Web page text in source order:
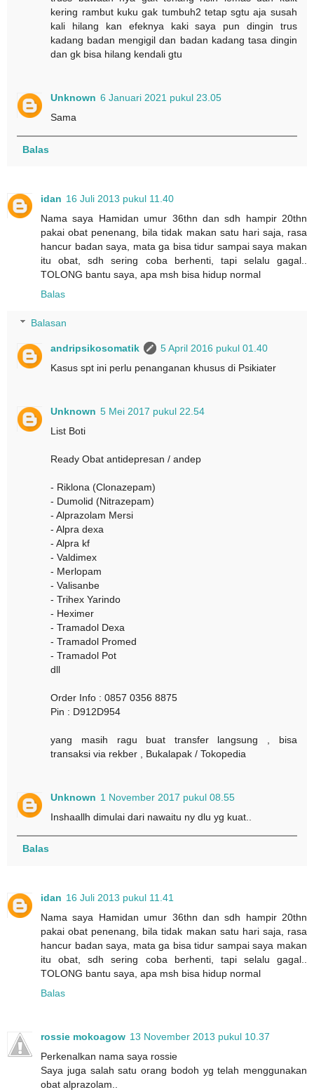
kering rambut kuku gak tumbuh2 tetap sgtu aja susah
kali hilang kan efeknya kaki saya pun dingin trus
kadang badan mengigil dan badan kadang tasa dingin
dan gk bisa hilang kendali gtu
Unknown 6 Januari 2021 pukul 23.05
Sama
Balas
idan 16 Juli 2013 pukul 11.40
Nama saya Hamidan umur 36thn dan sdh hampir 20thn
pakai obat penenang, bila tidak makan satu hari saja, rasa
hancur badan saya, mata ga bisa tidur sampai saya makan
itu obat, sdh sering coba berhenti, tapi selalu gagal..
TOLONG bantu saya, apa msh bisa hidup normal
Balas
Balasan
andripsikosomatik
5 April 2016 pukul 01.40
Kasus spt ini perlu penanganan khusus di Psikiater
Unknown 5 Mei 2017 pukul 22.54
List Boti
Ready Obat antidepresan / andep
- Riklona (Clonazepam)
- Dumolid (Nitrazepam)
- Alprazolam Mersi
- Alpra dexa
- Alpra kf
- Valdimex
- Merlopam
- Valisanbe
- Trihex Yarindo
- Heximer
- Tramadol Dexa
- Tramadol Promed
- Tramadol Pot
dll
Order Info : 0857 0356 8875
Pin : D912D954
yang masih ragu buat transfer langsung , bisa
transaksi via rekber , Bukalapak / Tokopedia
Unknown 1 November 2017 pukul 08.55
Inshaallh dimulai dari nawaitu ny dlu yg kuat..
Balas
idan 16 Juli 2013 pukul 11.41
Nama saya Hamidan umur 36thn dan sdh hampir 20thn
pakai obat penenang, bila tidak makan satu hari saja, rasa
hancur badan saya, mata ga bisa tidur sampai saya makan
itu obat, sdh sering coba berhenti, tapi selalu gagal..
TOLONG bantu saya, apa msh bisa hidup normal
Balas
rossie mokoagow 13 November 2013 pukul 10.37
Perkenalkan nama saya rossie
Saya juga salah satu orang bodoh yg telah menggunakan
obat alprazolam..